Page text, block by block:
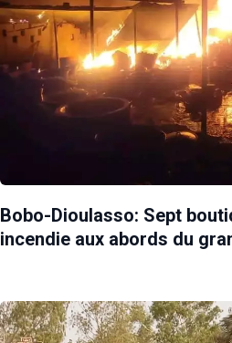
Bobo-Dioulasso: Sept
incendie aux abords du